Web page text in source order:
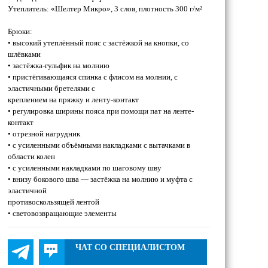
Утеплитель: «Шелтер Микро», 3 слоя, плотность 300 г/м²
Брюки:
• высокий утеплённый пояс с застёжкой на кнопки, со
шлёвками
• застёжка-гульфик на молнию
• пристёгивающаяся спинка с флисом на молнии, с
эластичными бретелями с
креплением на пряжку и ленту-контакт
• регулировка ширины пояса при помощи пат на ленте-
контакт
• отрезной нагрудник
• с усиленными объёмными накладками с вытачками в
области колен
• с усиленными накладками по шаговому шву
• внизу бокового шва — застёжка на молнию и муфта с
эластичной
противоскользящей лентой
• световозвращающие элементы
ЧАТ СО СПЕЦИАЛИСТОМ